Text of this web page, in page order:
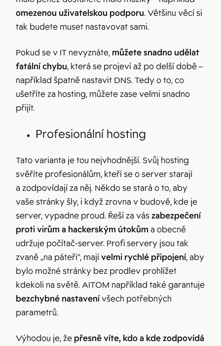
omezenou uživatelskou podporu. Většinu věcí si
tak budete muset nastavovat sami.
Pokud se v IT nevyznáte, můžete snadno udělat
fatální chybu, která se projeví až po delší době –
například špatně nastavit DNS. Tedy o to, co
ušetříte za hosting, můžete zase velmi snadno
přijít.
Profesionální hosting
Tato varianta je tou nejvhodnější. Svůj hosting
svěříte profesionálům, kteří se o server starají
a zodpovídají za něj. Někdo se stará o to, aby
vaše stránky šly, i když zrovna v budově, kde je
server, vypadne proud. Řeší za vászabezpečení
proti virům a hackerským útokům a obecně
udržuje počítač-server. Profi servery jsou tak
zvaně „na páteři“, majívelmi rychlé připojení, aby
bylo možné stránky bez prodlev prohlížet
kdekoli na světě. AITOM například také garantuje
bezchybné nastavenívšech potřebných
parametrů.
Výhodou je, že přesně víte, kdo a kde zodpovídá